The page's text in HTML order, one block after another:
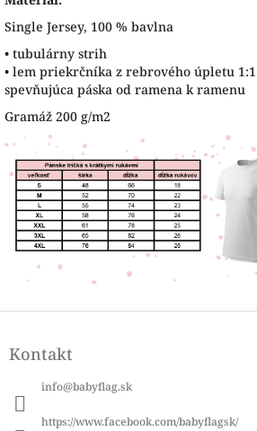
Single Jersey, 100 % bavlna
• tubulárny strih
• lem priekrčníka z rebrového úpletu 1:1
spevňujúca páska od ramena k ramenu
Gramáž 200 g/m2
Z
pKontakt
info@babyflag.sk
https://www.facebook.com/babyflagsk/